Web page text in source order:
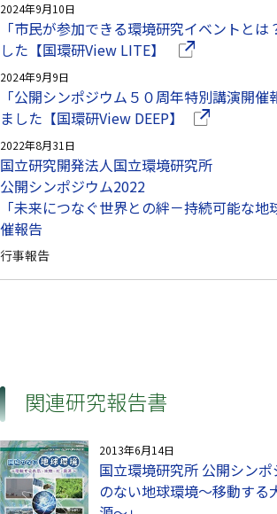
2024年9月10日
「市民が参加できる環境研究イベントと
した【国環研View LITE】
（別ウインドウ
2024年9月9日
「公開シンポジウム５０周年特別講演開
ました【国環研View DEEP】
（別ウインド
2022年8月31日
国立研究開発法人国立環境研究所
公開シンポジウム2022
「未来につなぐ世界との絆－持続可能な
催報告
行事報告
関連研究報告書
2013年6月14日
国立環境研究所 公開シン
のない地球環境～移動する